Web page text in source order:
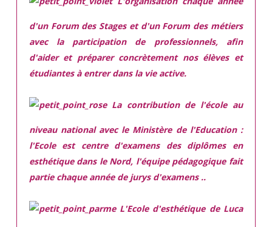
d'un Forum des Stages et d'un Forum des métiers
avec la participation de professionnels, afin
d'aider et préparer concrètement nos élèves et
étudiantes à entrer dans la vie active.
La contribution de l'école au
niveau national avec le Ministère de l'Education :
l'Ecole est centre d'examens des diplômes en
esthétique dans le Nord, l'équipe pédagogique fait
partie chaque année de jurys d'examens ..
L'Ecole d'esthétique de Luca